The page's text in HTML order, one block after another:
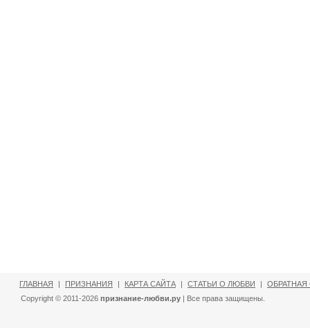
ГЛАВНАЯ | ПРИЗНАНИЯ | КАРТА САЙТА | СТАТЬИ О ЛЮБВИ |
ОБРАТНАЯ
Copyright © 2011-2026 признание-любви.ру | Все права защищены.